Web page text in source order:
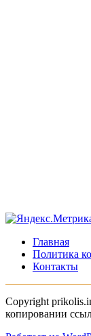
Главная
Политика
Контакты
Copyright
копировании